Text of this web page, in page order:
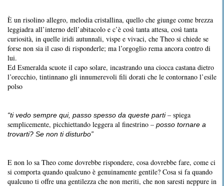
È un risolino allegro, melodia cristallina, quello che giunge come brezza
leggiadra all’interno dell’abitacolo e c’è così tanta attesa, così tanta
curiosità, in quelle iridi autunnali, vispe e vivaci, che Theo si chiede se
forse non sia il caso di risponderle; ma l’orgoglio rema ancora contro di
lui.
Ed Esmeralda scuote il capo solare, incastrando una ciocca castana dietro
l’orecchio, tintinnano gli innumerevoli fili dorati che le contornano l’esile
polso
“ti vedo sempre qui, passo spesso da queste parti– spiega
semplicemente, picchiettando leggera al finestrino – posso tornare a
trovarti? Se non ti disturbo”
E non lo sa Theo come dovrebbe rispondere, cosa dovrebbe fare, come ci
si comporta quando qualcuno è genuinamente gentile? Cosa si fa quando
qualcuno ti offre una gentilezza che non meriti, che non saresti neppure in